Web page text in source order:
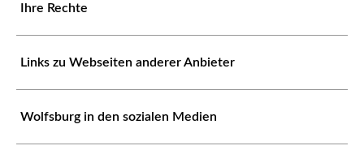
Ihre Rechte
Links zu Webseiten anderer Anbieter
Wolfsburg in den sozialen Medien